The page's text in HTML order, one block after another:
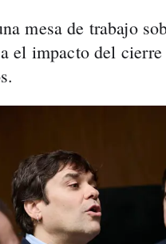
mesa de trabajo
el impacto del